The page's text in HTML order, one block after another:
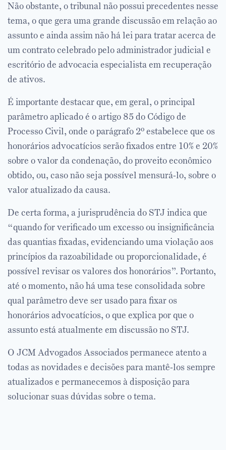
Não obstante, o tribunal não possui precedentes nesse
tema, o que gera uma grande discussão em relação ao
assunto e ainda assim não há lei para tratar acerca de
um contrato celebrado pelo administrador judicial e
escritório de advocacia especialista em recuperação
de ativos.
É importante destacar que, em geral, o principal
parâmetro aplicado é o artigo 85 do Código de
Processo Civil, onde o parágrafo 2º estabelece que os
honorários advocatícios serão fixados entre 10% e 20%
sobre o valor da condenação, do proveito econômico
obtido, ou, caso não seja possível mensurá-lo, sobre o
valor atualizado da causa.
De certa forma, a jurisprudência do STJ indica que
“quando for verificado um excesso ou insignificância
das quantias fixadas, evidenciando uma violação aos
princípios da razoabilidade ou proporcionalidade, é
possível revisar os valores dos honorários”. Portanto,
até o momento, não há uma tese consolidada sobre
qual parâmetro deve ser usado para fixar os
honorários advocatícios, o que explica por que o
assunto está atualmente em discussão no STJ.
O JCM Advogados Associados permanece atento a
todas as novidades e decisões para mantê-los sempre
atualizados e permanecemos à disposição para
solucionar suas dúvidas sobre o tema.